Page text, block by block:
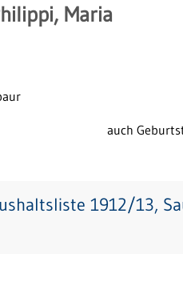
Maria
auch
1912/13,